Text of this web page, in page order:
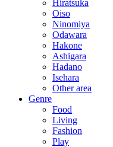
Hiratsuka
Oiso
Ninomiya
Odawara
Hakone
Ashigara
Hadano
Isehara
Other area
Genre
Food
Living
Fashion
Play